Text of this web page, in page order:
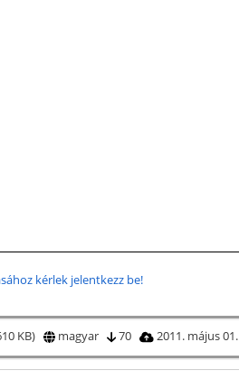
kérlek jelentkezz be!
KB) magyar 70 2011. május 01.